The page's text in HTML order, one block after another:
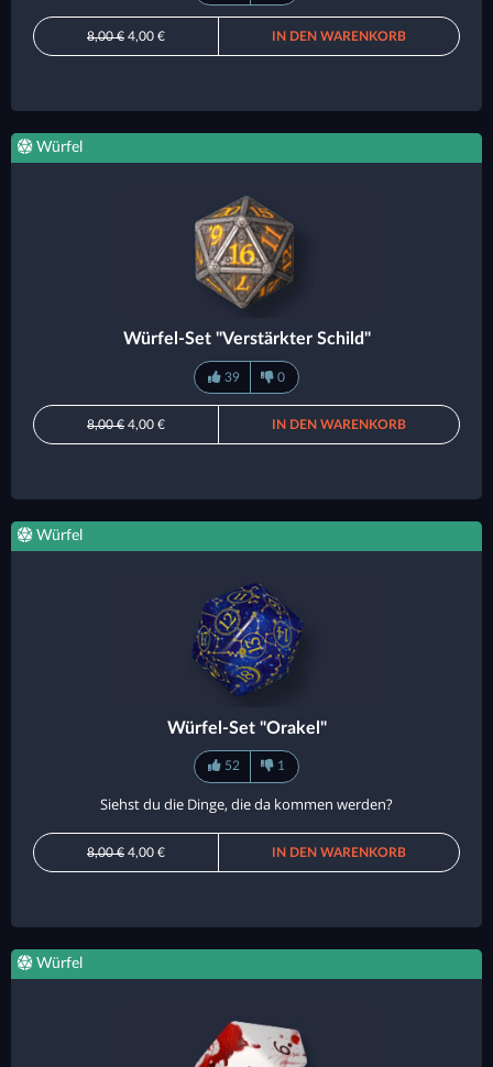
8,00 € 4,00 € IN DEN WARENKORB
Würfel
Würfel-Set "Verstärkter Schild"
39 0
8,00 € 4,00 € IN DEN WARENKORB
Würfel
Würfel-Set "Orakel"
52 1
Siehst du die Dinge, die da kommen werden?
8,00 € 4,00 € IN DEN WARENKORB
Würfel